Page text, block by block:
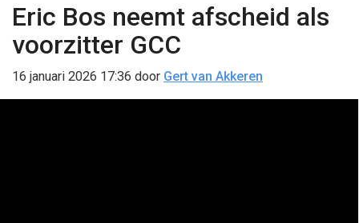
Eric Bos neemt afscheid als
voorzitter GCC
16 januari 2026 17:36 door Gert van Akkeren